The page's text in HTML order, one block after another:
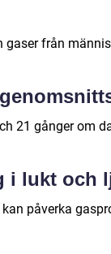
från
21 gånger om
i lukt och
påverka